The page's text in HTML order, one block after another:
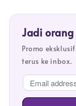
Jadi
Promo
terus ke inbox.